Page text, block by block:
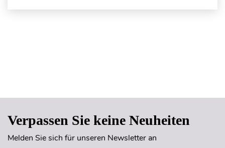
Verpassen Sie keine Neuheiten
Melden Sie sich für unseren Newsletter an